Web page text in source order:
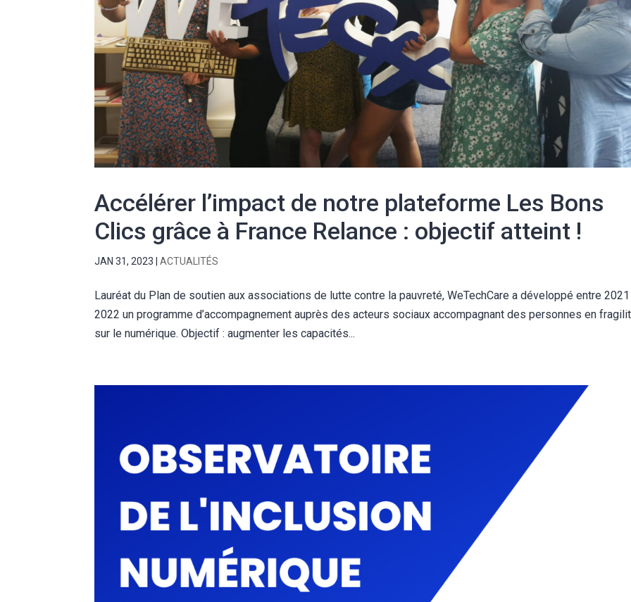
Accélérer l’impact de notre plateforme Les Bons
Clics grâce à France Relance : objectif atteint !
JAN 31, 2023 |ACTUALITÉS
Lauréat du Plan de soutien aux associations de lutte contre la pauvreté, WeTechCare a développé entre
2022 un programme d’accompagnement auprès des acteurs sociaux accompagnant des personnes en
sur le numérique. Objectif : augmenter les capacités...